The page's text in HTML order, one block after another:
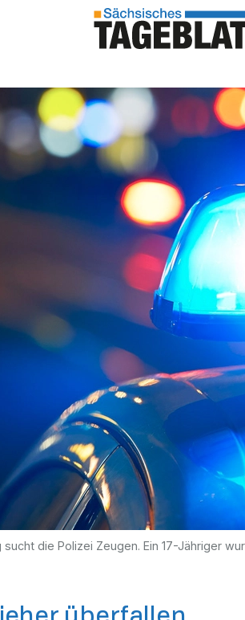
die Polizei Zeugen. Ein 17-Jähriger